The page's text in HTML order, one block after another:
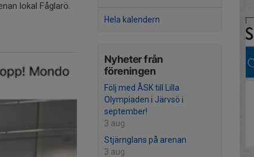
Hela kalendern
Nyheter från
föreningen
Följ med ÅSK till Lilla
Olympiaden i Järvsö i
september!
3 aug
Stjärnglans på arenan
3 aug
lokal Fåglarö.